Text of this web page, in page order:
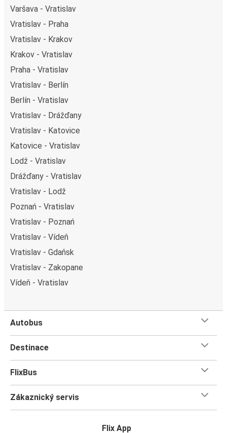
Varšava - Vratislav
Vratislav - Praha
Vratislav - Krakov
Krakov - Vratislav
Praha - Vratislav
Vratislav - Berlín
Berlín - Vratislav
Vratislav - Drážďany
Vratislav - Katovice
Katovice - Vratislav
Lodž - Vratislav
Drážďany - Vratislav
Vratislav - Lodž
Poznań - Vratislav
Vratislav - Poznań
Vratislav - Vídeň
Vratislav - Gdaňsk
Vratislav - Zakopane
Vídeň - Vratislav
Autobus
Destinace
FlixBus
Zákaznický servis
Flix App